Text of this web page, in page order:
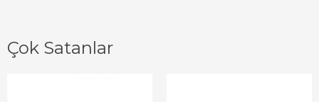
Çok Satanlar